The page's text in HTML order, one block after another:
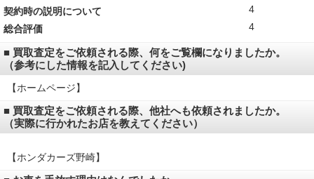
契約時の説明について
4
総合評価
4
■ 買取査定をご依頼される際、何をご覧欄になりましたか。
（参考にした情報を記入してください)
【ホームページ】
■ 買取査定をご依頼される際、他社へも依頼されましたか。
（実際に行かれたお店を教えてください）
【ホンダカーズ野崎】